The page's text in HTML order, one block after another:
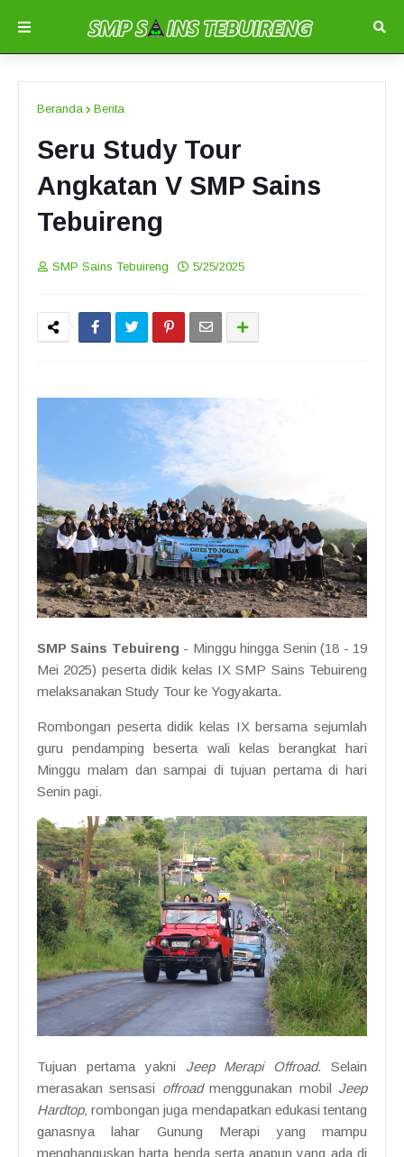
Beranda Berita
Seru Study Tour
Angkatan V SMP Sains
Tebuireng
SMP Sains Tebuireng 5/25/2025
SMP Sains Tebuireng - Minggu hingga Senin (18 - 19
Mei 2025) peserta didik kelas IX SMP Sains Tebuireng
melaksanakan Study Tour ke Yogyakarta.
Rombongan peserta didik kelas IX bersama sejumlah
guru pendamping beserta wali kelas berangkat hari
Minggu malam dan sampai di tujuan pertama di hari
Senin pagi.
Tujuan pertama yakni Jeep Merapi Offroad. Selain
merasakan sensasi offroadmenggunakan mobil Jeep
Hardtop, rombongan juga mendapatkan edukasi tentang
ganasnya lahar Gunung Merapi yang mampu
menghanguskan harta benda serta apapun yang ada di